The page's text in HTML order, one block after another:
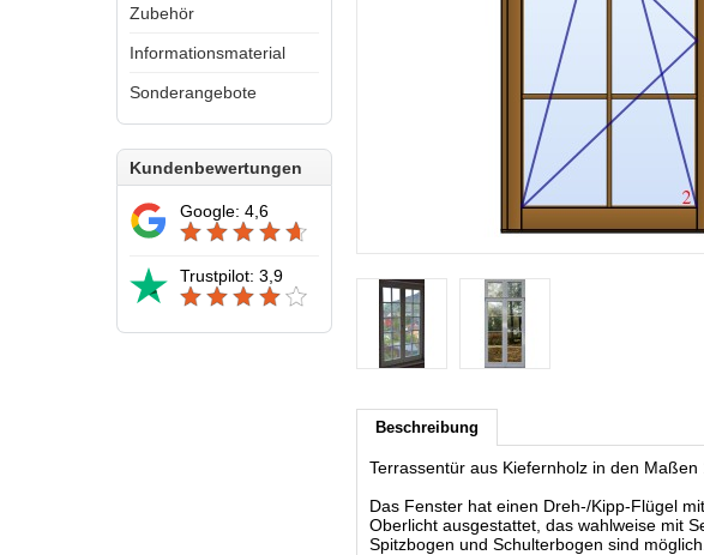
Zubehör
Informationsmaterial
Sonderangebote
Kundenbewertungen
Google: 4,6
Trustpilot: 3,9
Beschreibung
Terrassentür aus Kiefernholz in den
Das Fenster hat einen Dreh-/Kipp-Flügel
Oberlicht ausgestattet, das wahlweise mit
Spitzbogen und Schulterbogen sind möglich.